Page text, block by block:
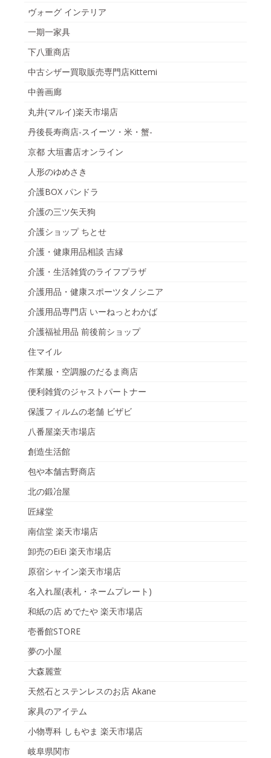
ヴォーグ インテリア
一期一家具
下八重商店
中古シザー買取販売専門店Kittemi
中善画廊
丸井(マルイ)楽天市場店
丹後長寿商店-スイーツ・米・蟹-
京都 大垣書店オンライン
人形のゆめさき
介護BOX パンドラ
介護の三ツ矢天狗
介護ショップ ちとせ
介護・健康用品相談 吉縁
介護・生活雑貨のライフプラザ
介護用品・健康スポーツタノシニア
介護用品専門店 いーねっとわかば
介護福祉用品 前後前ショップ
住マイル
作業服・空調服のだるま商店
便利雑貨のジャストパートナー
保護フィルムの老舗 ビザビ
八番屋楽天市場店
創造生活館
包や本舗吉野商店
北の鍛冶屋
匠縁堂
南信堂 楽天市場店
卸売のEiEi 楽天市場店
原宿シャイン楽天市場店
名入れ屋(表札・ネームプレート)
和紙の店 めでたや 楽天市場店
壱番館STORE
夢の小屋
大森麗萱
天然石とステンレスのお店 Akane
家具のアイテム
小物専科 しもやま 楽天市場店
岐阜県関市